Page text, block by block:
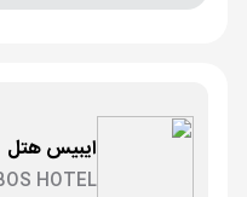
ایبیس هتل
HOTEL